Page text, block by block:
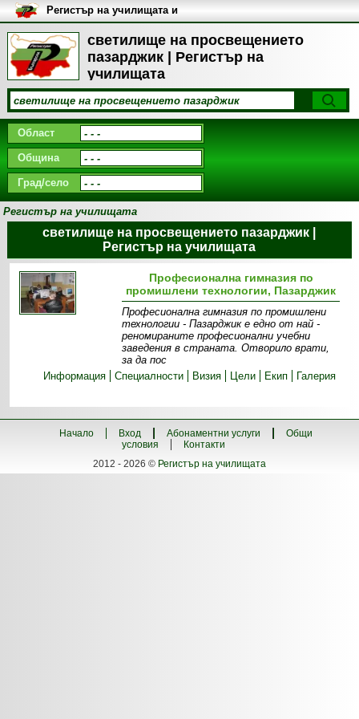
светилище на просвещението
пазарджик | Регистър на
училищата
Регистър на училищата и
университетите в България
Област
Община
Град/село
Регистър на училищата
светилище на просвещението пазарджик |
Регистър на училищата
Професионална гимназия по
промишлени технологии, Пазарджик
Професионална гимназия по промишлени
технологии - Пазарджик е едно от най -
реномираните професионални учебни
заведения в страната. Отворило врати,
за да пос
Информация
Специалности Визия Цели Екип Галерия
Начало Вход Абонаментни услуги
Общи
условия
Контакти
2012 - 2026 © Регистър на училищата